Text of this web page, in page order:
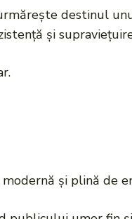
destinul
și
și plină de